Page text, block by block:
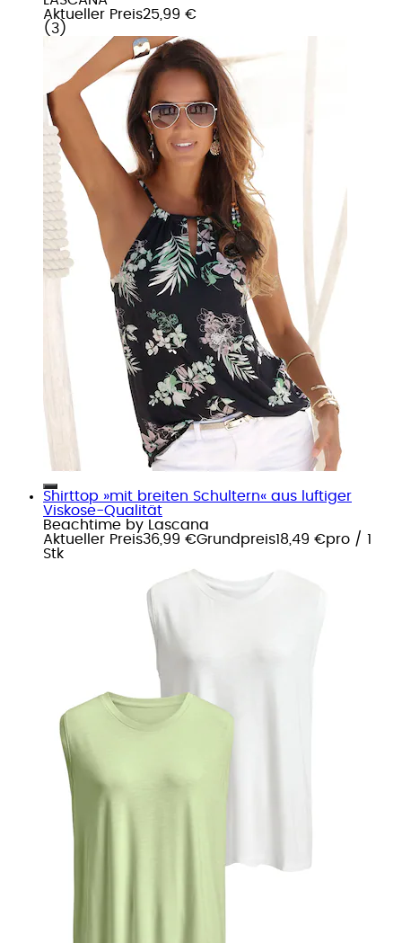
Aktueller Preis25,99 €
( 3 )
Shirttop »mit breiten Schultern« aus luftiger
Viskose-Qualität
Beachtime by Lascana
Aktueller Preis36,99 €Grundpreis18,49 €pro / 1
Stk